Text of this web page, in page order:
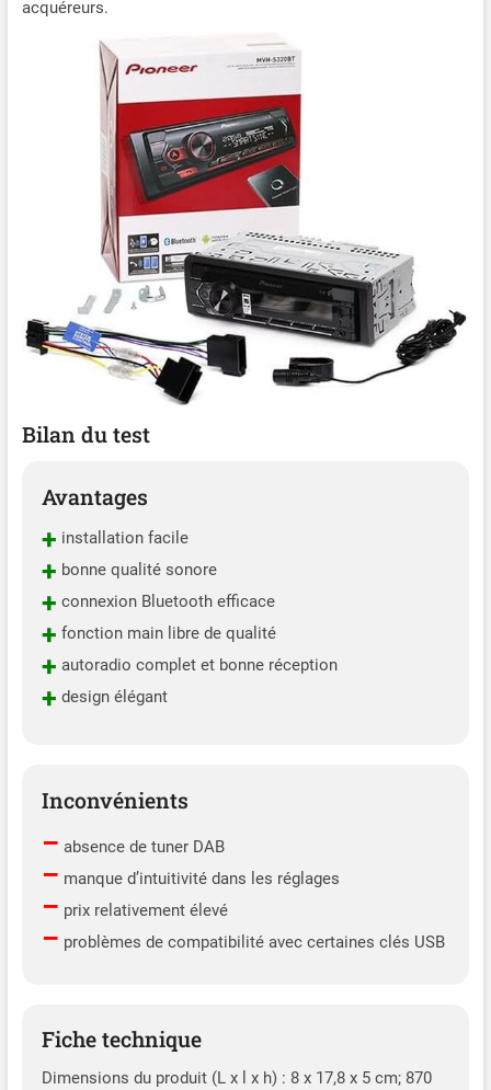
acquéreurs.
Bilan du test
Avantages
+ installation facile
+ bonne qualité sonore
+ connexion Bluetooth efficace
+ fonction main libre de qualité
+ autoradio complet et bonne réception
+ design élégant
Inconvénients
– absence de tuner DAB
– manque d’intuitivité dans les réglages
– prix relativement élevé
– problèmes de compatibilité avec certaines clés USB
Fiche technique
Dimensions du produit (L x l x h) : 8 x 17,8 x 5 cm; 870